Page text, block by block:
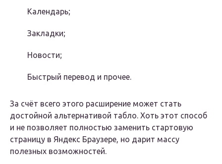
Календарь;
Закладки;
Новости;
Быстрый перевод и прочее.
За счёт всего этого расширение может стать
достойной альтернативой табло. Хоть этот способ
и не позволяет полностью заменить стартовую
страницу в Яндекс Браузере, но дарит массу
полезных возможностей.